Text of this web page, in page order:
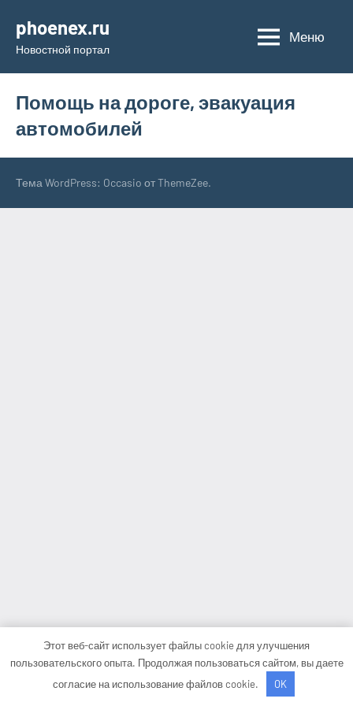
содержимому
phoenex.ru
Новостной портал
Меню
Помощь на дороге, эвакуация
автомобилей
Тема WordPress: Occasio от ThemeZee.
Этот веб-сайт использует файлы cookie для улучшения
пользовательского опыта. Продолжая пользоваться сайтом, вы даете
согласие на использование файлов cookie.
OK